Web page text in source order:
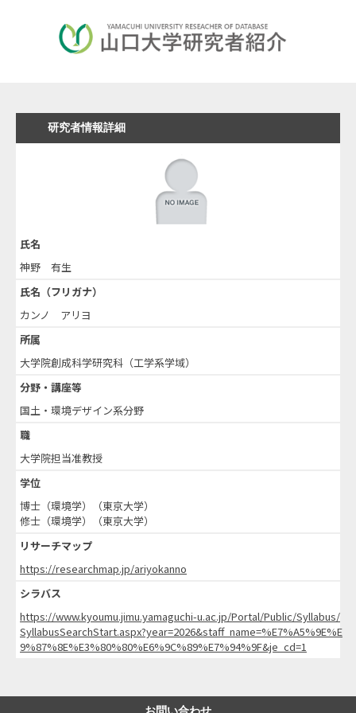
研究者情報詳細
氏名
神野 有生
氏名（フリガナ）
カンノ アリヨ
所属
大学院創成科学研究科（工学系学域）
分野・講座等
国土・環境デザイン系分野
職
大学院担当准教授
学位
博士（環境学）（東京大学）
修士（環境学）（東京大学）
リサーチマップ
https://researchmap.jp/ariyokanno
シラバス
https://www.kyoumu.jimu.yamaguchi-u.ac.jp/Portal/Public/Syllabus/
SyllabusSearchStart.aspx?year=2026&staff_name=%E7%A5%9E%E
9%87%8E%E3%80%80%E6%9C%89%E7%94%9F&je_cd=1